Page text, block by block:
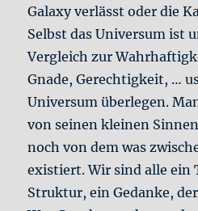
Galaxy verlässt oder die
Selbst das Universum ist
Vergleich zur
Gnade, Gerechtigkeit, …
Universum überlegen.
von seinen kleinen
noch von dem was
existiert. Wir sind alle ein
Struktur, ein Gedanke,